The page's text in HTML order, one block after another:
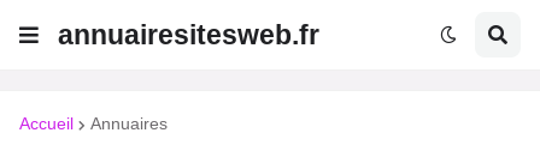
annuairesitesweb.fr
Accueil Annuaires